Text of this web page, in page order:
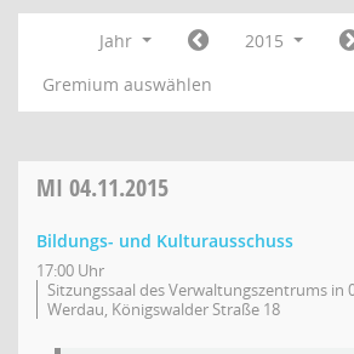
Jahr
2015
Gremium auswählen
MI 04.11.2015
Bildungs- und Kulturausschuss
17:00 Uhr
Sitzungssaal des Verwaltungszentrums in
Werdau, Königswalder Straße 18